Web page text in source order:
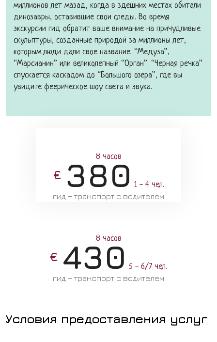
миллионов лет мазад, когда в здешних местах обитали
динозавры, оставившие свои следы. Во время
экскурсии гид обратит ваше внимание на причудливые
скульптуры, созданные природой за миллионы лет,
которым люди дали свое название: “Медуза”,
“Марсианин” или великолепный “Орган”. “Черная речка”
спускается каскадом до “Большого озера”, где вы
увидите феерическое шоу света и звука.
8 часов
€ 380 1 - 4 чел.
гид + транспорт с водителем
8 часов
€ 430 5 - 6/7 чел.
гид + транспорт с водителем
Условия предоставления услуг